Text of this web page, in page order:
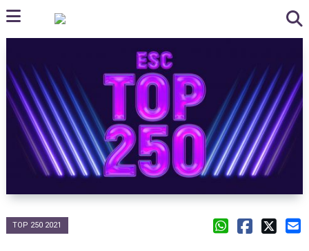
TOP 250 2021